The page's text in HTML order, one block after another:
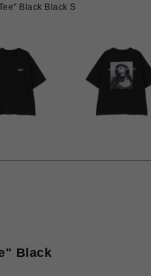
Black Black S
Black